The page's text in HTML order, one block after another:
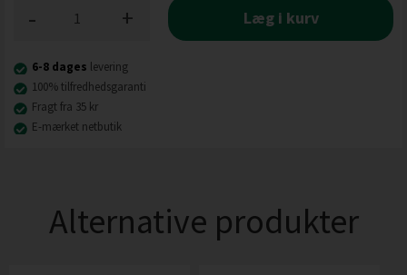
+
- Læg i kurv
6-8 dages levering
100% tilfredhedsgaranti
Fragt fra 35 kr
E-mærket netbutik
Alternative produkter